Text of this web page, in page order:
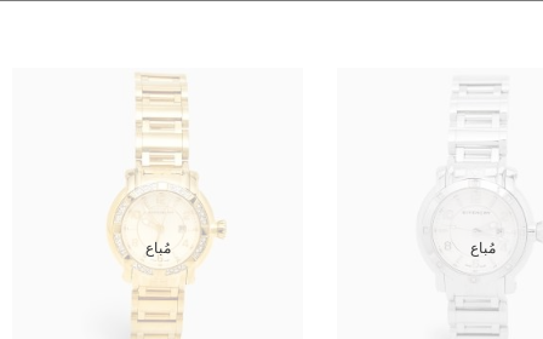
مُباع مُباع